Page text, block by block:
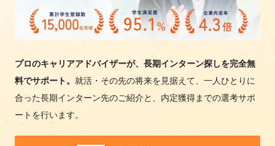
プロのキャリアアドバイザーが、長期インターン探しを完全無
料でサポート。 就活・その先の将来を見据えて、一人ひとりに
合った長期インターン先のご紹介と、内定獲得までの選考サポ
ートを行います。